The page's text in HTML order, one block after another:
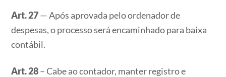
Art. 27— Após aprovada pelo ordenador de
despesas, o processo será encaminhado para baixa
contábil.
Art. 28– Cabe ao contador, manter registro e